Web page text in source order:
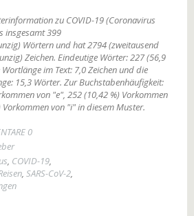
zu COVID-19 (Coronavirus
insgesamt 399
Wörtern und hat 2794 (zweitausend
Zeichen. Eindeutige Wörter: 227 (56,9
im Text: 7,0 Zeichen und die
15,3 Wörter. Zur Buchstabenhäufigkeit:
von "e", 252 (10,42 %) Vorkommen
von "i" in diesem Muster.
0
, COVID-19,
, SARS-CoV-2,